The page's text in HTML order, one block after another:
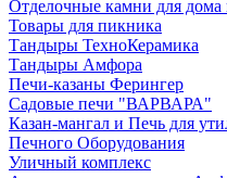
Отделочные камни для
Товары для пикника
Тандыры ТехноКерамика
Тандыры Амфора
Печи-казаны Ферингер
Садовые печи "ВАРВАРА"
Казан-мангал и Печь для
Печного Оборудования
Уличный комплекс